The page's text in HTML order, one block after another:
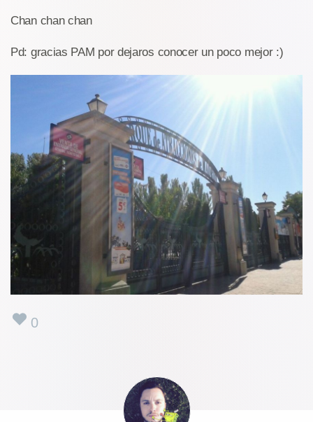
Chan chan chan
Pd: gracias PAM por dejaros conocer un poco mejor :)
0